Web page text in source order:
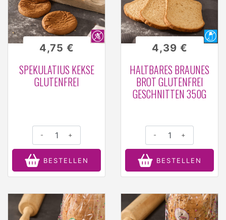
SPEKULATIUS KEKSE
GLUTENFREI
4,75 €
- +
BESTELLEN
HALTBARES BRAUNES
BROT GLUTENFREI
GESCHNITTEN 350G
4,39 €
- +
BESTELLEN